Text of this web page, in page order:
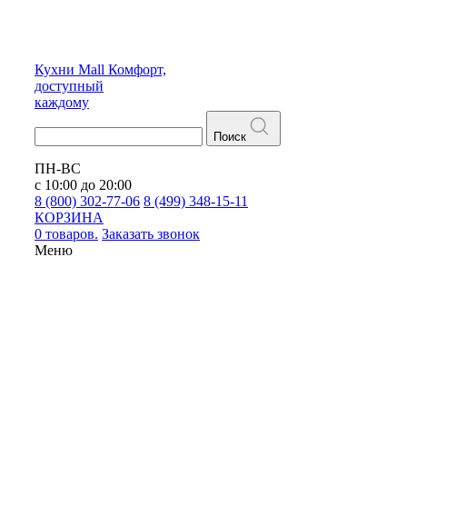
Кухни Mall Комфорт,
доступный
каждому
Поиск
ПН-ВС
с 10:00 до 20:00
8 (800) 302-77-06 8 (499) 348-15-11
КОРЗИНА
0 товаров. Заказать звонок
Меню